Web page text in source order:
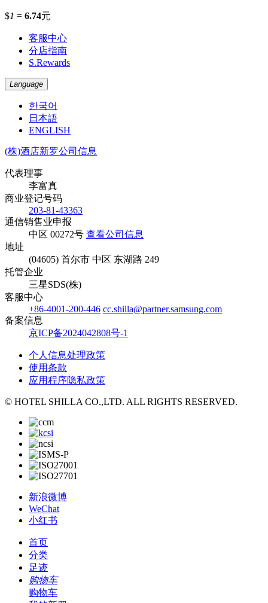
$1 = 6.74元
客服中心
分店指南
S.Rewards
Language
한국어
日本語
ENGLISH
(株)酒店新罗公司信息
代表理事
李富真
商业登记号码
203-81-43363
通信销售业申报
中区 00272号 查看公司信息
地址
(04605) 首尔市 中区 东湖路 249
托管企业
三星SDS(株)
客服中心
+86-4001-200-446 cc.shilla@partner.samsung.com
备案信息
京ICP备2024042808号-1
个人信息处理政策
使用条款
应用程序隐私政策
© HOTEL SHILLA CO.,LTD. ALL RIGHTS RESERVED.
新浪微博
WeChat
小红书
首页
分类
足迹
购物车
购物车